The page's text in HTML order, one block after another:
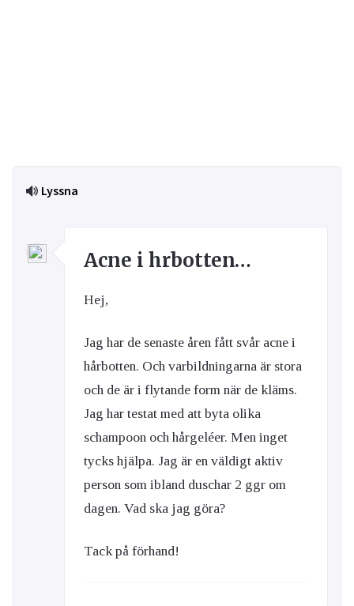
Lyssna
Acne i hrbotten…
Hej,
Jag har de senaste åren fått svår acne i
hårbotten. Och varbildningarna är stora
och de är i flytande form när de kläms.
Jag har testat med att byta olika
schampoon och hårgeléer. Men inget
tycks hjälpa. Jag är en väldigt aktiv
person som ibland duschar 2 ggr om
dagen. Vad ska jag göra?
Tack på förhand!